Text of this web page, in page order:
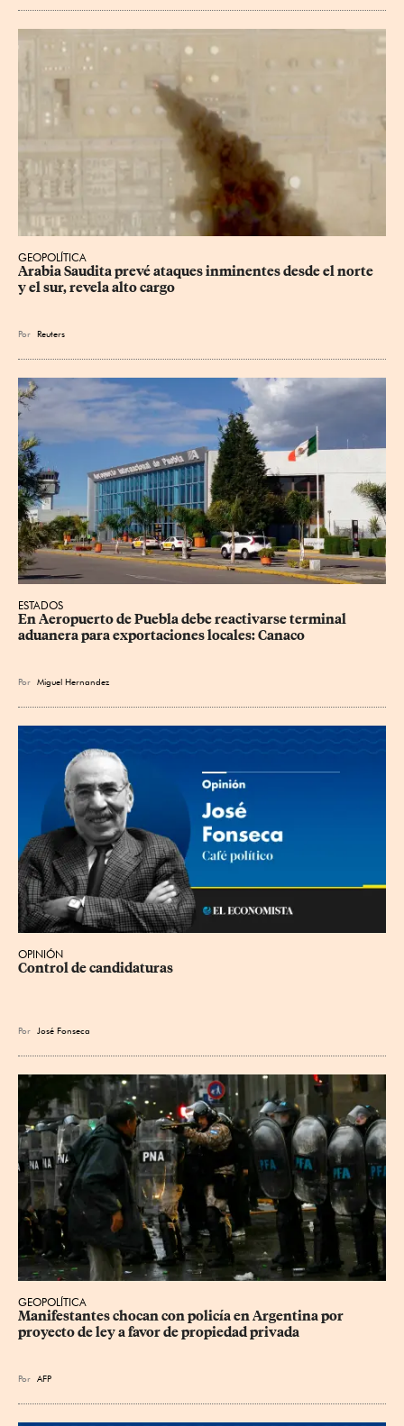
GEOPOLÍTICA
Arabia Saudita prevé ataques inminentes desde el norte
y el sur, revela alto cargo
Por Reuters
ESTADOS
En Aeropuerto de Puebla debe reactivarse terminal
aduanera para exportaciones locales: Canaco
Por Miguel Hernandez
OPINIÓN
Control de candidaturas
Por José Fonseca
GEOPOLÍTICA
Manifestantes chocan con policía en Argentina por
proyecto de ley a favor de propiedad privada
Por AFP